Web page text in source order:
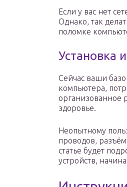
Если у вас нет
Однако, так
поломке
Установка
Сейчас ваши
компьютера,
организованное
здоровье.
Неопытному
проводов,
статье будет
устройств,